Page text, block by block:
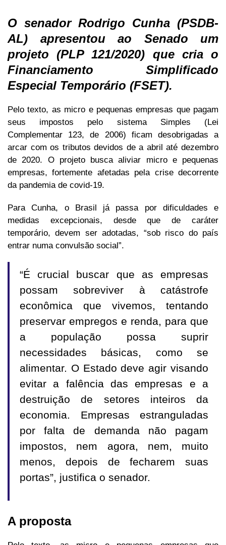
O senador Rodrigo Cunha (PSDB-
AL) apresentou ao Senado um
projeto (PLP 121/2020) que cria o
Financiamento Simplificado
Especial Temporário (FSET).
Pelo texto, as micro e pequenas empresas que pagam
seus impostos pelo sistema Simples (Lei
Complementar 123, de 2006) ficam desobrigadas a
arcar com os tributos devidos de a abril até dezembro
de 2020. O projeto busca aliviar micro e pequenas
empresas, fortemente afetadas pela crise decorrente
da pandemia de covid-19.
Para Cunha, o Brasil já passa por dificuldades e
medidas excepcionais, desde que de caráter
temporário, devem ser adotadas, “sob risco do país
entrar numa convulsão social”.
“É crucial buscar que as empresas
possam sobreviver à catástrofe
econômica que vivemos, tentando
preservar empregos e renda, para que
a população possa suprir
necessidades básicas, como se
alimentar. O Estado deve agir visando
evitar a falência das empresas e a
destruição de setores inteiros da
economia. Empresas estranguladas
por falta de demanda não pagam
impostos, nem agora, nem, muito
menos, depois de fecharem suas
portas”, justifica o senador.
A proposta